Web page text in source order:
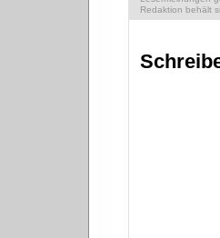
Redaktion behält